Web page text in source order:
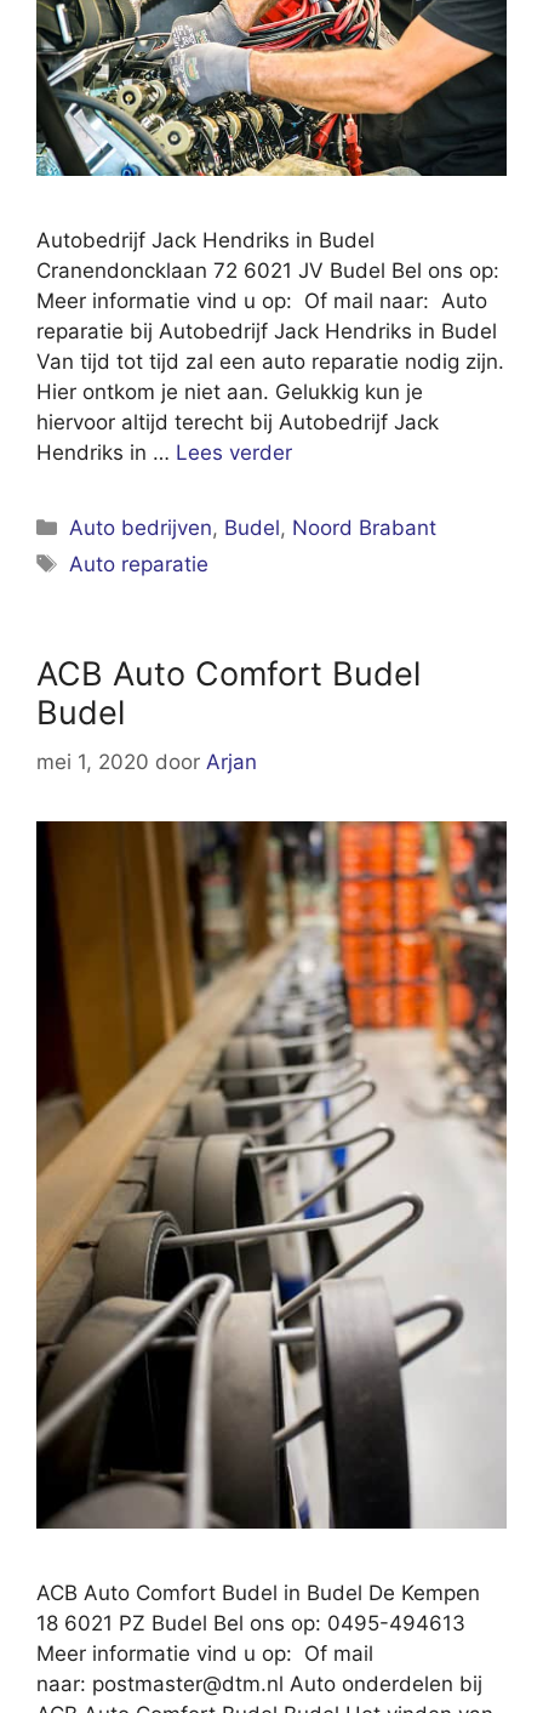
Autobedrijf Jack Hendriks in Budel
Cranendoncklaan 72 6021 JV Budel Bel ons op:
Meer informatie vind u op: Of mail naar: Auto
reparatie bij Autobedrijf Jack Hendriks in Budel
Van tijd tot tijd zal een auto reparatie nodig zijn.
Hier ontkom je niet aan. Gelukkig kun je
hiervoor altijd terecht bij Autobedrijf Jack
Hendriks in … Lees verder
Categorieën
Auto bedrijven, Budel, Noord Brabant
Tags
Auto reparatie
ACB Auto Comfort Budel
Budel
mei 1, 2020 door Arjan
ACB Auto Comfort Budel in Budel De Kempen
18 6021 PZ Budel Bel ons op: 0495-494613
Meer informatie vind u op: Of mail
naar: postmaster@dtm.nl Auto onderdelen bij